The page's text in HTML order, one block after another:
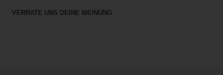
VERRATE UNS DEINE MEINUNG